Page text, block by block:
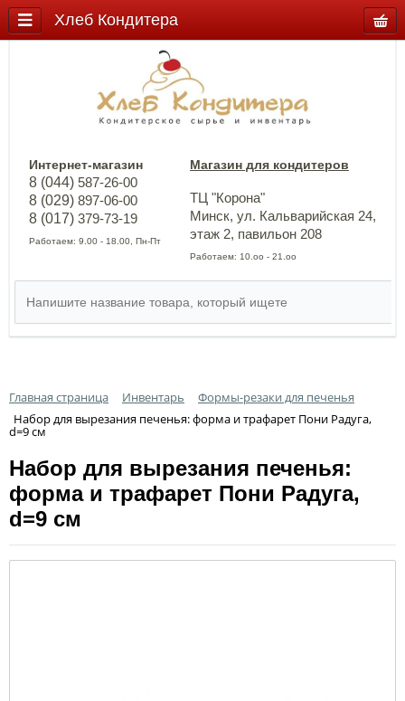
Интернет-магазин
8 (044) 587-26-00
8 (029) 897-06-00
8 (017) 379-73-19
Работаем: 9.00 - 18.00, Пн-Пт
Магазин для кондитеров
ТЦ "Корона"
Минск, ул. Кальварийская 24,
этаж 2, павильон 208
Работаем: 10.оо - 21.оо
Главная страница Инвентарь
Формы-резаки для печенья
Набор для вырезания печенья: форма и трафарет Пони Радуга,
d=9 см
Набор для вырезания печенья:
форма и трафарет Пони Радуга,
d=9 см
Хлеб Кондитера